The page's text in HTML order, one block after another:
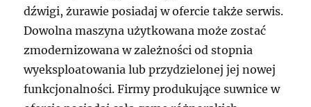
dźwigi, żurawie posiadaj w ofercie także serwis.
Dowolna maszyna użytkowana może zostać
zmodernizowana w zależności od stopnia
wyeksploatowania lub przydzielonej jej nowej
funkcjonalności. Firmy produkujące suwnice w